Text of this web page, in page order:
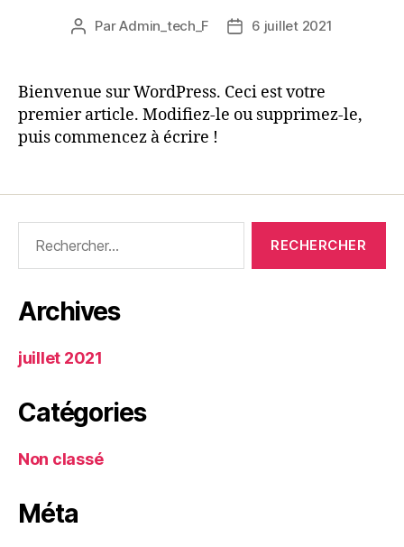
ParAdmin_tech_F 6 juillet 2021
Bienvenue sur WordPress. Ceci est votre
premier article. Modifiez-le ou supprimez-le,
puis commencez à écrire !
Archives
juillet 2021
Catégories
Non classé
Méta